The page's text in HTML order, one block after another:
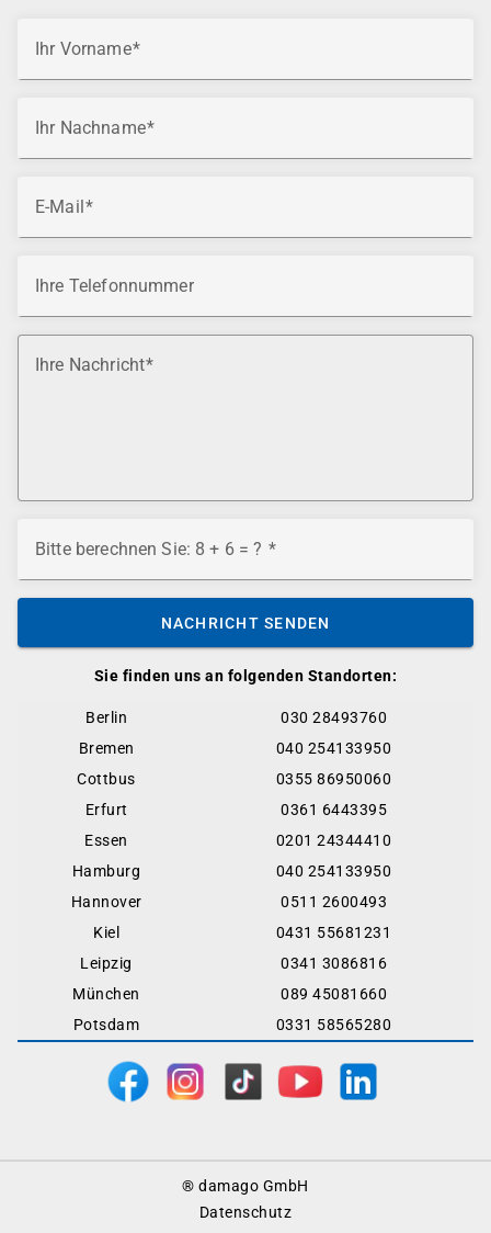
Sie finden uns an folgenden Standorten:
Berlin
030 28493760
Bremen
040 254133950
Cottbus
0355 86950060
Erfurt
0361 6443395
Essen
0201 24344410
Hamburg
040 254133950
Hannover
0511 2600493
Kiel
0431 55681231
Leipzig
0341 3086816
München
089 45081660
Potsdam
0331 58565280
Ihr Vorname
Ihr Nachname
E-Mail
Ihre Telefonnummer
Ihre Nachricht
Bitte berechnen Sie: 8 + 6 = ?
NACHRICHT SENDEN
® damago GmbH
Datenschutz